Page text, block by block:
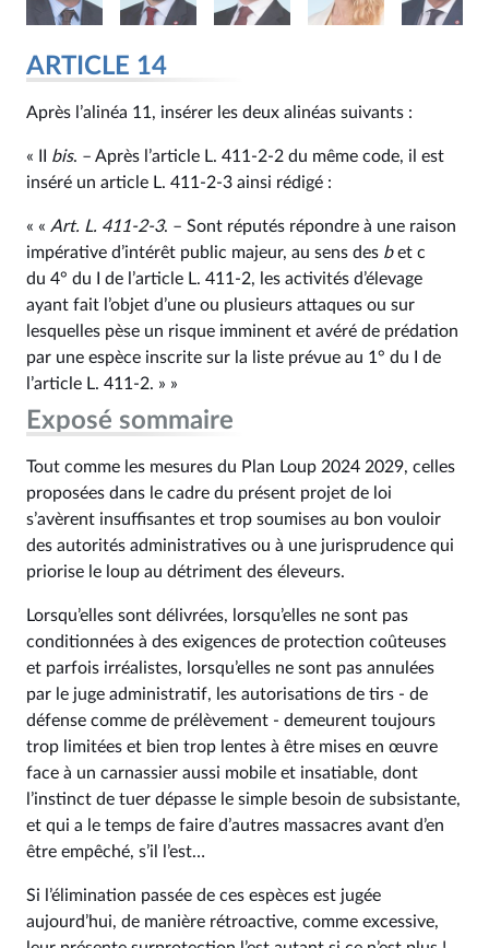
ARTICLE 14
Après l’alinéa 11, insérer les deux alinéas suivants :
« II bis. – Après l’article L. 411‑2‑2 du même code, il est
inséré un article L. 411‑2‑3 ainsi rédigé :
« « Art. L. 411‑2‑3. – Sont réputés répondre à une raison
impérative d’intérêt public majeur, au sens des bet c
du 4° du I de l’article L. 411‑2, les activités d’élevage
ayant fait l’objet d’une ou plusieurs attaques ou sur
lesquelles pèse un risque imminent et avéré de prédation
par une espèce inscrite sur la liste prévue au 1° du I de
l’article L. 411‑2. » »
Exposé sommaire
Tout comme les mesures du Plan Loup 2024 2029, celles
proposées dans le cadre du présent projet de loi
s’avèrent insuffisantes et trop soumises au bon vouloir
des autorités administratives ou à une jurisprudence qui
priorise le loup au détriment des éleveurs.
Lorsqu’elles sont délivrées, lorsqu’elles ne sont pas
conditionnées à des exigences de protection coûteuses
et parfois irréalistes, lorsqu’elles ne sont pas annulées
par le juge administratif, les autorisations de tirs - de
défense comme de prélèvement - demeurent toujours
trop limitées et bien trop lentes à être mises en œuvre
face à un carnassier aussi mobile et insatiable, dont
l’instinct de tuer dépasse le simple besoin de subsistante,
et qui a le temps de faire d’autres massacres avant d’en
être empêché, s’il l’est…
Si l’élimination passée de ces espèces est jugée
aujourd’hui, de manière rétroactive, comme excessive,